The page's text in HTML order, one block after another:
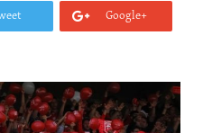
Google+